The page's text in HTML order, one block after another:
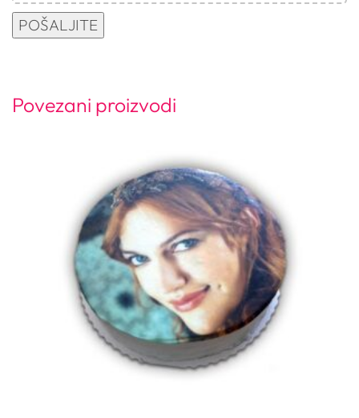
Povezani proizvodi